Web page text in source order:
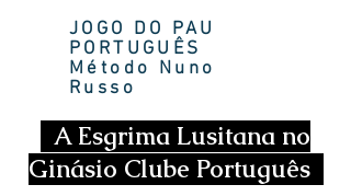
JOGO DO PAU
PORTUGUÊS
Método Nuno
Russ o
A Esgrima Lusitana no
Ginásio Clube Português